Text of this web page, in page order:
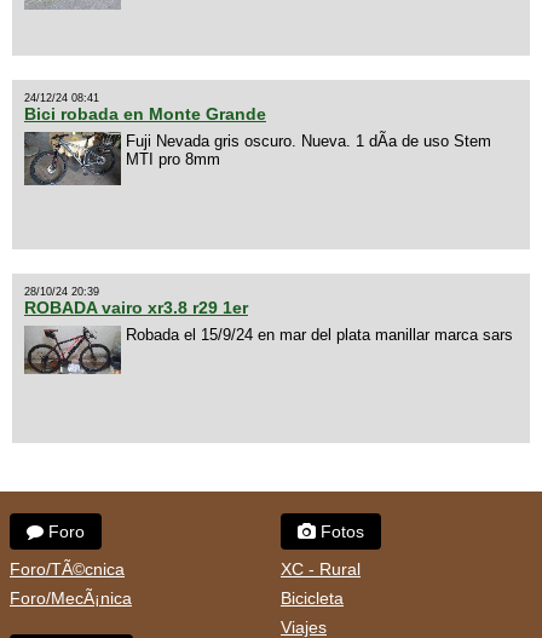
24/12/24 08:41
Bici robada en Monte Grande
Fuji Nevada gris oscuro. Nueva. 1 dÃ­a de uso Stem
MTI pro 8mm
28/10/24 20:39
ROBADA vairo xr3.8 r29 1er
Robada el 15/9/24 en mar del plata manillar marca sars
Foro
Foro/TÃ©cnica
Foro/MecÃ¡nica
Fotos
XC - Rural
Bicicleta
Viajes